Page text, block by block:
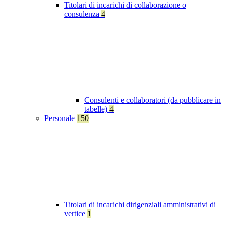
Titolari di incarichi di collaborazione o
consulenza 4
Consulenti e collaboratori (da pubblicare in
tabelle) 4
Personale 150
Titolari di incarichi dirigenziali amministrativi di
vertice 1